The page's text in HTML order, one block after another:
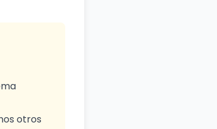
otros